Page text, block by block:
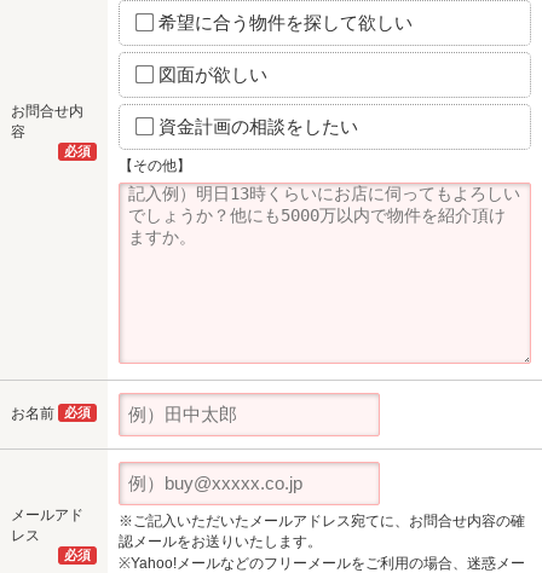
お問合せ内
容
必須
希望に合う物件を探して欲しい
図面が欲しい
資金計画の相談をしたい
【その他】
お名前 必須
メールアド
レス
必須
※ご記入いただいたメールアドレス宛てに、お問合せ内容の確
認メールをお送りいたします。
※Yahoo!メールなどのフリーメールをご利用の場合、迷惑メー